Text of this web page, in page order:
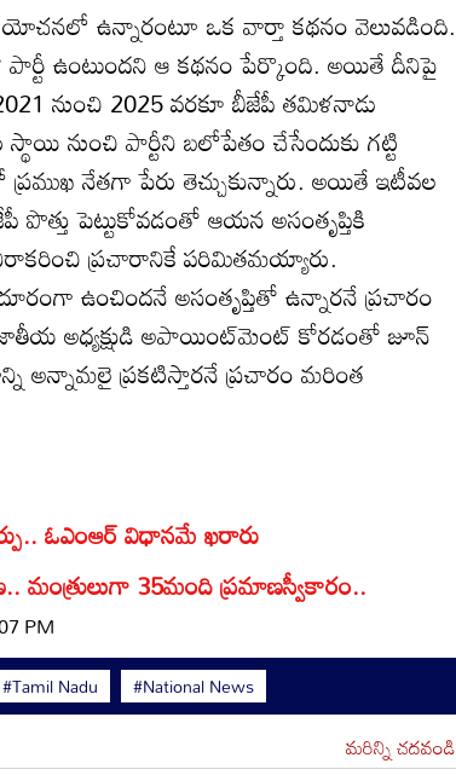
యోచనలో ఉన్నారంటూ ఒక వార్తా కథనం వెలువడింది.
ఉంటుందని ఆ కథనం పేర్కొంది. అయితే దీనిపై
నుంచి 2025 వరకూ బీజేపీ తమిళనాడు
స్థాయి నుంచి పార్టీని బలోపేతం చేసేందుకు గట్టి
నేతగా పేరు తెచ్చుకున్నారు. అయితే ఇటీవల
పొత్తు పెట్టుకోవడంతో ఆయన అసంతృప్తికి
ప్రచారానికే పరిమితమయ్యారు.
ఉంచిందనే అసంతృప్తితో ఉన్నారనే ప్రచారం
అధ్యక్షుడి అపాయింట్‌మెంట్ కోరడంతో జూన్
అన్నామలై ప్రకటిస్తారనే ప్రచారం మరింత
ఓఎంఆర్ విధానమే ఖరారు
మంత్రులుగా 35మంది ప్రమాణస్వీకారం..
PM
#Tamil Nadu #National News
మరిన్ని చదవండి